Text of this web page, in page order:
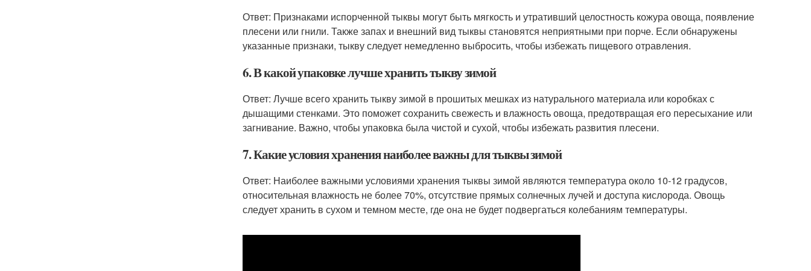
Ответ: Признаками испорченной тыквы могут быть мягкость и утративший целостность кожура овоща, появление
плесени или гнили. Также запах и внешний вид тыквы становятся неприятными при порче. Если обнаружены
указанные признаки, тыкву следует немедленно выбросить, чтобы избежать пищевого отравления.
6. В какой упаковке лучше хранить тыкву зимой
Ответ: Лучше всего хранить тыкву зимой в прошитых мешках из натурального материала или коробках с
дышащими стенками. Это поможет сохранить свежесть и влажность овоща, предотвращая его пересыхание или
загнивание. Важно, чтобы упаковка была чистой и сухой, чтобы избежать развития плесени.
7. Какие условия хранения наиболее важны для тыквы зимой
Ответ: Наиболее важными условиями хранения тыквы зимой являются температура около 10-12 градусов,
относительная влажность не более 70%, отсутствие прямых солнечных лучей и доступа кислорода. Овощь
следует хранить в сухом и темном месте, где она не будет подвергаться колебаниям температуры.